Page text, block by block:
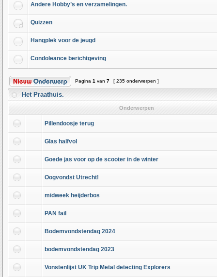
Andere Hobby’s en verzamelingen.
Quizzen
Hangplek voor de jeugd
Condoleance berichtgeving
Pagina 1 van 7 [ 235 onderwerpen ]
Het Praathuis.
Onderwerpen
Pillendoosje terug
Glas halfvol
Goede jas voor op de scooter in de winter
Oogvondst Utrecht!
midweek heijderbos
PAN fail
Bodemvondstendag 2024
bodemvondstendag 2023
Vonstenlijst UK Trip Metal detecting Explorers